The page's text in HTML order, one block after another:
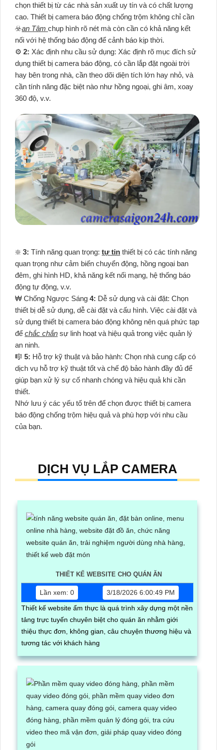
chọn thiết bị từ các nhà sản xuất uy tín và có chất lượng
cao. Thiết bị camera báo động chống trộm không chỉ cần
☣️an Tâm chụp hình rõ nét mà còn cần có khả năng kết
nối với hệ thống báo động để cảnh báo kịp thời.
⚙ 2: Xác định nhu cầu sử dụng: Xác định rõ mục đích sử
dụng thiết bị camera báo động, có cần lắp đặt ngoài trời
hay bên trong nhà, cần theo dõi diện tích lớn hay nhỏ, và
cần tính năng đặc biệt nào như hồng ngoại, ghi âm, xoay
360 độ, v.v.
❇️ 3: Tính năng quan trọng: tự tin thiết bị có các tính năng
quan trọng như cảm biến chuyển động, hồng ngoại ban
đêm, ghi hình HD, khả năng kết nối mạng, hệ thống báo
động tự động, v.v.
₩ Chống Ngược Sáng 4: Dễ sử dụng và cài đặt: Chọn
thiết bị dễ sử dụng, dễ cài đặt và cấu hình. Việc cài đặt và
sử dụng thiết bị camera báo động không nên quá phức tạp
để chắc chắn sự linh hoạt và hiệu quả trong việc quản lý
an ninh.
🎼️ 5: Hỗ trợ kỹ thuật và bảo hành: Chọn nhà cung cấp có
dịch vụ hỗ trợ kỹ thuật tốt và chế độ bảo hành đầy đủ để
giúp bạn xử lý sự cố nhanh chóng và hiệu quả khi cần
thiết.
Nhớ lưu ý các yếu tố trên để chọn được thiết bị camera
báo động chống trộm hiệu quả và phù hợp với nhu cầu
của bạn.
DỊCH VỤ LẮP CAMERA
THIẾT KẾ WEBSITE CHO QUÁN ĂN
Lần xem: 0
3/18/2026 6:00:49 PM
Thiết kế website ẩm thực là quá trình xây dựng một nền
tảng trực tuyến chuyên biệt cho quán ăn nhằm giới
thiệu thực đơn, không gian, câu chuyện thương hiệu và
tương tác với khách hàng